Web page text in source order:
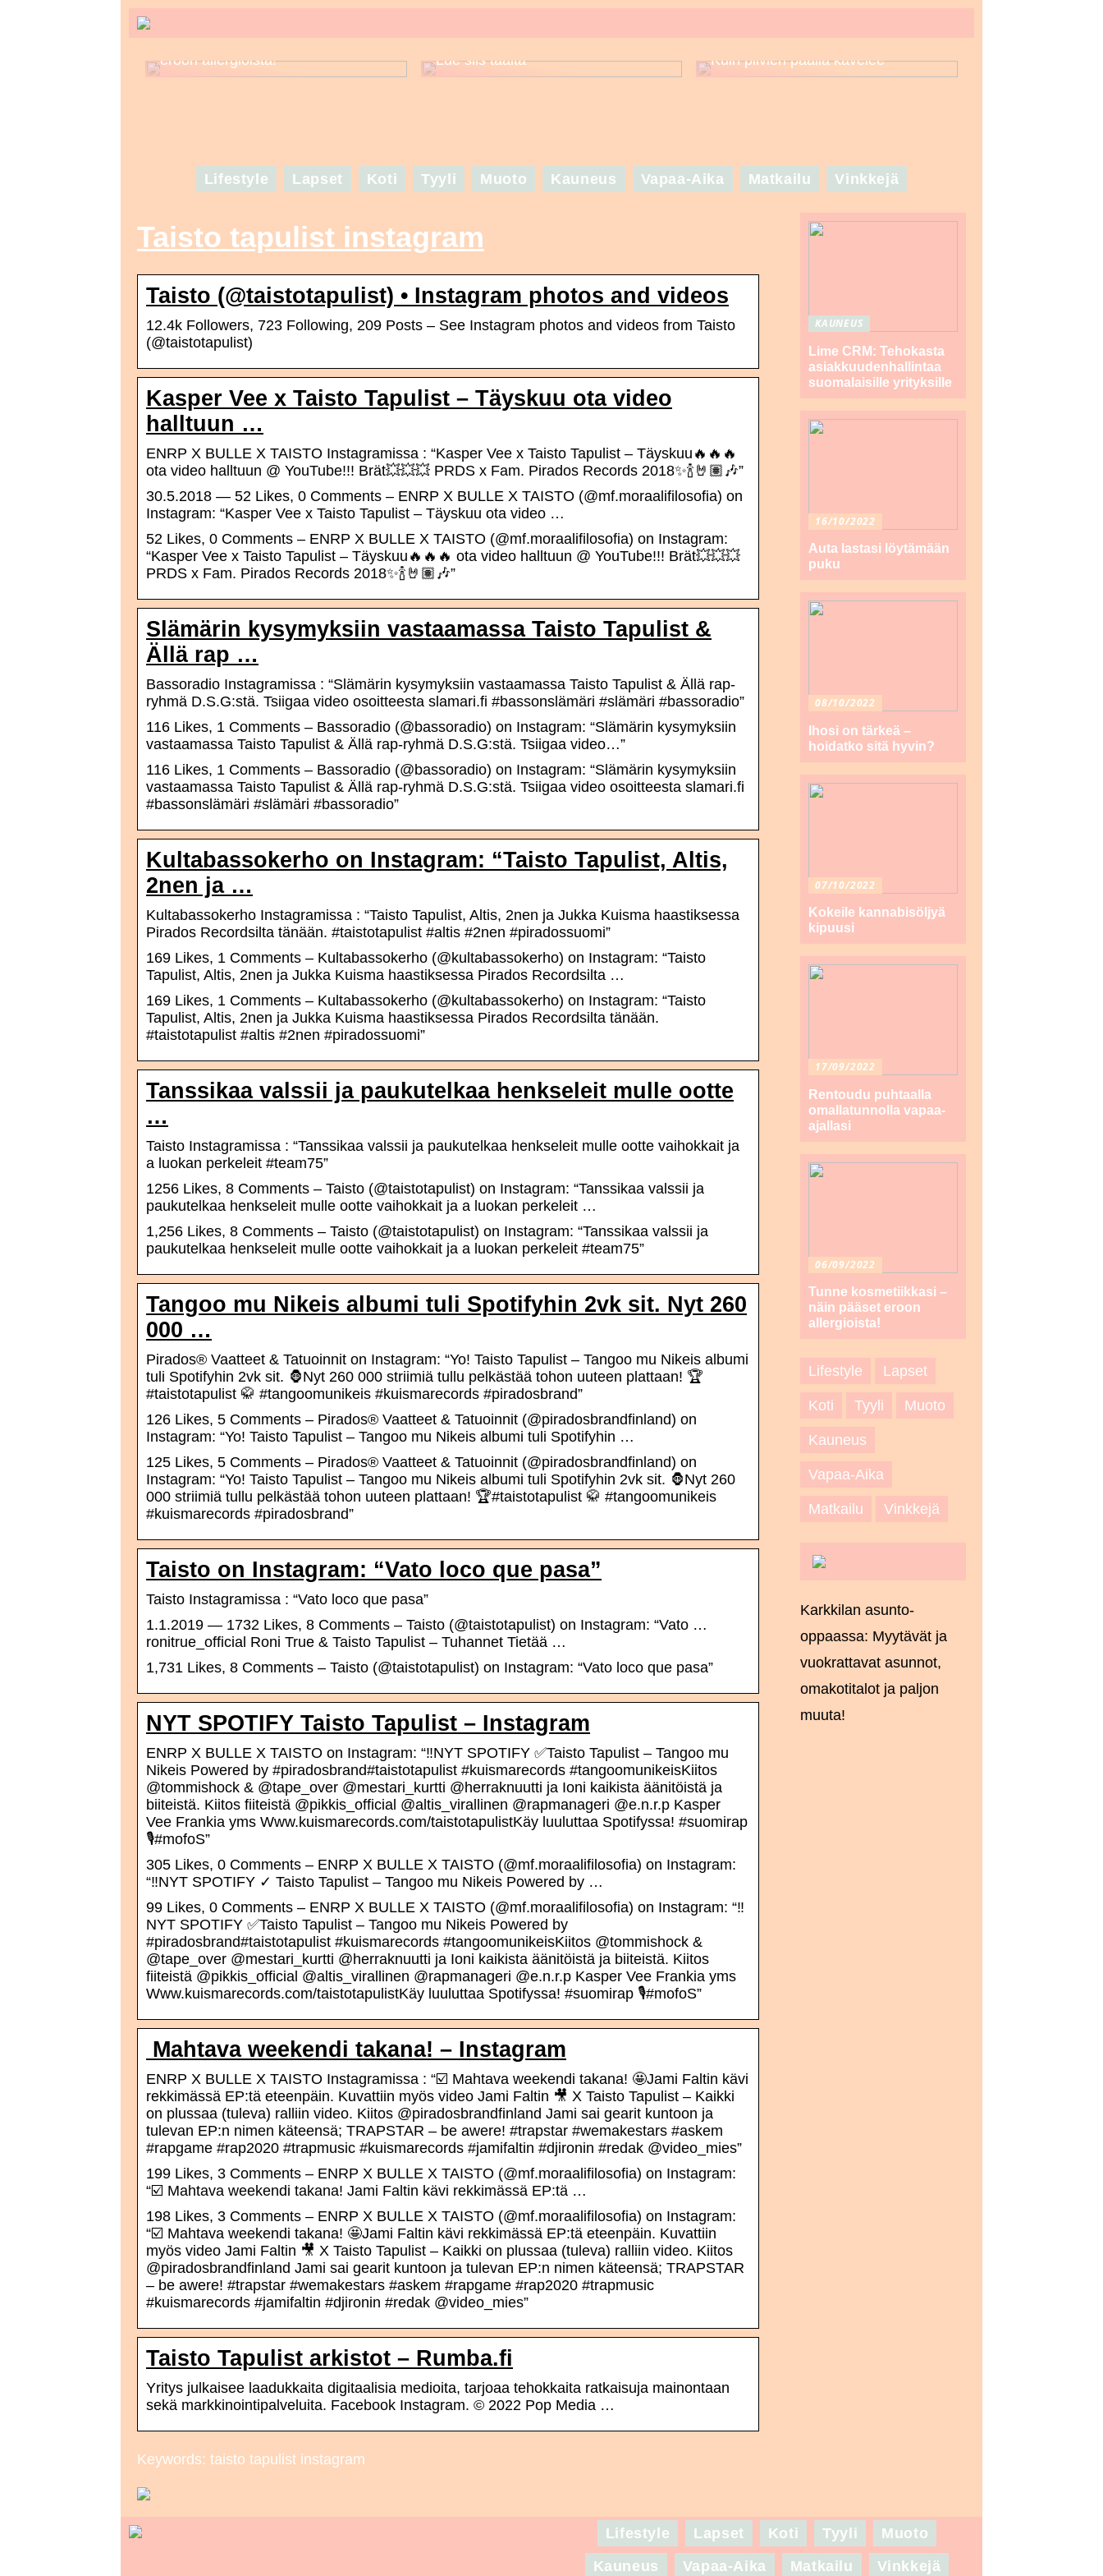
eroon allergioista!
Lue siis täältä
Kuin pilvien päällä kävelee
Lifestyle Lapset Koti Tyyli Muoto Kauneus Vapaa-Aika Matkailu Vinkkejä
Taisto tapulist instagram
Taisto (@taistotapulist) • Instagram photos and videos
12.4k Followers, 723 Following, 209 Posts – See Instagram photos and videos from Taisto
(@taistotapulist)
Kasper Vee x Taisto Tapulist – Täyskuu ota video
halltuun …
ENRP X BULLE X TAISTO Instagramissa : “Kasper Vee x Taisto Tapulist – Täyskuu🔥🔥🔥
ota video halltuun @ YouTube!!! Brät💥💥💥 PRDS x Fam. Pirados Records 2018✨🍾🤘🏽🎶”
30.5.2018 — 52 Likes, 0 Comments – ENRP X BULLE X TAISTO (@mf.moraalifilosofia) on
Instagram: “Kasper Vee x Taisto Tapulist – Täyskuu ota video …
52 Likes, 0 Comments – ENRP X BULLE X TAISTO (@mf.moraalifilosofia) on Instagram:
“Kasper Vee x Taisto Tapulist – Täyskuu🔥🔥🔥 ota video halltuun @ YouTube!!! Brät💥💥💥
PRDS x Fam. Pirados Records 2018✨🍾🤘🏽🎶”
Slämärin kysymyksiin vastaamassa Taisto Tapulist &
Ällä rap …
Bassoradio Instagramissa : “Slämärin kysymyksiin vastaamassa Taisto Tapulist & Ällä rap-
ryhmä D.S.G:stä. Tsiigaa video osoitteesta slamari.fi #bassonslämäri #slämäri #bassoradio”
116 Likes, 1 Comments – Bassoradio (@bassoradio) on Instagram: “Slämärin kysymyksiin
vastaamassa Taisto Tapulist & Ällä rap-ryhmä D.S.G:stä. Tsiigaa video…”
116 Likes, 1 Comments – Bassoradio (@bassoradio) on Instagram: “Slämärin kysymyksiin
vastaamassa Taisto Tapulist & Ällä rap-ryhmä D.S.G:stä. Tsiigaa video osoitteesta slamari.fi
#bassonslämäri #slämäri #bassoradio”
Kultabassokerho on Instagram: “Taisto Tapulist, Altis,
2nen ja …
Kultabassokerho Instagramissa : “Taisto Tapulist, Altis, 2nen ja Jukka Kuisma haastiksessa
Pirados Recordsilta tänään. #taistotapulist #altis #2nen #piradossuomi”
169 Likes, 1 Comments – Kultabassokerho (@kultabassokerho) on Instagram: “Taisto
Tapulist, Altis, 2nen ja Jukka Kuisma haastiksessa Pirados Recordsilta …
169 Likes, 1 Comments – Kultabassokerho (@kultabassokerho) on Instagram: “Taisto
Tapulist, Altis, 2nen ja Jukka Kuisma haastiksessa Pirados Recordsilta tänään.
#taistotapulist #altis #2nen #piradossuomi”
Tanssikaa valssii ja paukutelkaa henkseleit mulle ootte
…
Taisto Instagramissa : “Tanssikaa valssii ja paukutelkaa henkseleit mulle ootte vaihokkait ja
a luokan perkeleit #team75”
1256 Likes, 8 Comments – Taisto (@taistotapulist) on Instagram: “Tanssikaa valssii ja
paukutelkaa henkseleit mulle ootte vaihokkait ja a luokan perkeleit …
1,256 Likes, 8 Comments – Taisto (@taistotapulist) on Instagram: “Tanssikaa valssii ja
paukutelkaa henkseleit mulle ootte vaihokkait ja a luokan perkeleit #team75”
Tangoo mu Nikeis albumi tuli Spotifyhin 2vk sit. Nyt 260
000 …
Pirados® Vaatteet & Tatuoinnit on Instagram: “Yo! Taisto Tapulist – Tangoo mu Nikeis albumi
tuli Spotifyhin 2vk sit. 🦍Nyt 260 000 striimiä tullu pelkästää tohon uuteen plattaan! 🏆
#taistotapulist 🥋 #tangoomunikeis #kuismarecords #piradosbrand”
126 Likes, 5 Comments – Pirados® Vaatteet & Tatuoinnit (@piradosbrandfinland) on
Instagram: “Yo! Taisto Tapulist – Tangoo mu Nikeis albumi tuli Spotifyhin …
125 Likes, 5 Comments – Pirados® Vaatteet & Tatuoinnit (@piradosbrandfinland) on
Instagram: “Yo! Taisto Tapulist – Tangoo mu Nikeis albumi tuli Spotifyhin 2vk sit. 🦍Nyt 260
000 striimiä tullu pelkästää tohon uuteen plattaan! 🏆#taistotapulist 🥋 #tangoomunikeis
#kuismarecords #piradosbrand”
Taisto on Instagram: “Vato loco que pasa”
Taisto Instagramissa : “Vato loco que pasa”
1.1.2019 — 1732 Likes, 8 Comments – Taisto (@taistotapulist) on Instagram: “Vato …
ronitrue_official Roni True & Taisto Tapulist – Tuhannet Tietää …
1,731 Likes, 8 Comments – Taisto (@taistotapulist) on Instagram: “Vato loco que pasa”
️NYT SPOTIFY Taisto Tapulist – Instagram
ENRP X BULLE X TAISTO on Instagram: “‼️NYT SPOTIFY ✅Taisto Tapulist – Tangoo mu
Nikeis Powered by #piradosbrand#taistotapulist #kuismarecords #tangoomunikeisKiitos
@tommishock & @tape_over @mestari_kurtti @herraknuutti ja Ioni kaikista äänitöistä ja
biiteistä. Kiitos fiiteistä @pikkis_official @altis_virallinen @rapmanageri @e.n.r.p Kasper
Vee Frankia yms Www.kuismarecords.com/taistotapulistKäy luuluttaa Spotifyssa! #suomirap
🎙#mofoS”
305 Likes, 0 Comments – ENRP X BULLE X TAISTO (@mf.moraalifilosofia) on Instagram:
“‼️NYT SPOTIFY ✓ Taisto Tapulist – Tangoo mu Nikeis Powered by …
99 Likes, 0 Comments – ENRP X BULLE X TAISTO (@mf.moraalifilosofia) on Instagram: “‼️
NYT SPOTIFY ✅Taisto Tapulist – Tangoo mu Nikeis Powered by
#piradosbrand#taistotapulist #kuismarecords #tangoomunikeisKiitos @tommishock &
@tape_over @mestari_kurtti @herraknuutti ja Ioni kaikista äänitöistä ja biiteistä. Kiitos
fiiteistä @pikkis_official @altis_virallinen @rapmanageri @e.n.r.p Kasper Vee Frankia yms
Www.kuismarecords.com/taistotapulistKäy luuluttaa Spotifyssa! #suomirap 🎙#mofoS”
️ Mahtava weekendi takana! – Instagram
ENRP X BULLE X TAISTO Instagramissa : “☑️ Mahtava weekendi takana! 🤩Jami Faltin kävi
rekkimässä EP:tä eteenpäin. Kuvattiin myös video Jami Faltin 🎥 X Taisto Tapulist – Kaikki
on plussaa (tuleva) ralliin video. Kiitos @piradosbrandfinland Jami sai gearit kuntoon ja
tulevan EP:n nimen käteensä; TRAPSTAR – be awere! #trapstar #wemakestars #askem
#rapgame #rap2020 #trapmusic #kuismarecords #jamifaltin #djironin #redak @video_mies”
199 Likes, 3 Comments – ENRP X BULLE X TAISTO (@mf.moraalifilosofia) on Instagram:
“☑️ Mahtava weekendi takana! Jami Faltin kävi rekkimässä EP:tä …
198 Likes, 3 Comments – ENRP X BULLE X TAISTO (@mf.moraalifilosofia) on Instagram:
“☑️ Mahtava weekendi takana! 🤩Jami Faltin kävi rekkimässä EP:tä eteenpäin. Kuvattiin
myös video Jami Faltin 🎥 X Taisto Tapulist – Kaikki on plussaa (tuleva) ralliin video. Kiitos
@piradosbrandfinland Jami sai gearit kuntoon ja tulevan EP:n nimen käteensä; TRAPSTAR
– be awere! #trapstar #wemakestars #askem #rapgame #rap2020 #trapmusic
#kuismarecords #jamifaltin #djironin #redak @video_mies”
Taisto Tapulist arkistot – Rumba.fi
Yritys julkaisee laadukkaita digitaalisia medioita, tarjoaa tehokkaita ratkaisuja mainontaan
sekä markkinointipalveluita. Facebook Instagram. © 2022 Pop Media …
Keywords: taisto tapulist instagram
KAUNEUS
Lime CRM: Tehokasta
asiakkuudenhallintaa
suomalaisille yrityksille
16/10/2022
Auta lastasi löytämään
puku
08/10/2022
Ihosi on tärkeä –
hoidatko sitä hyvin?
07/10/2022
Kokeile kannabisöljyä
kipuusi
17/09/2022
Rentoudu puhtaalla
omallatunnolla vapaa-
ajallasi
06/09/2022
Tunne kosmetiikkasi –
näin pääset eroon
allergioista!
Lifestyle Lapset
Koti Tyyli Muoto
Kauneus
Vapaa-Aika
Matkailu Vinkkejä
Karkkilan asunto-
oppaassa: Myytävät ja
vuokrattavat asunnot,
omakotitalot ja paljon
muuta!
Lifestyle Lapset Koti Tyyli
Muoto
Kauneus
Vapaa-Aika Matkailu Vinkkejä